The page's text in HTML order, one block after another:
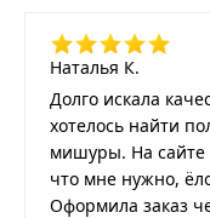
Наталья К.
Долго искала
хотелось найти
мишуры. На сайте
что мне нужно,
Оформила заказ